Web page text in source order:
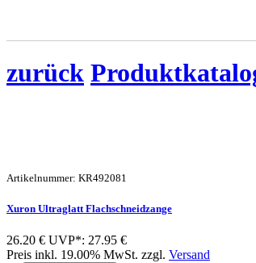
zurück
Artikelnummer: KR492081
Xuron Ultraglatt Flachschneidzange
26.20 € UVP*: 27.95 €
Preis inkl. 19.00% MwSt. zzgl. Versand